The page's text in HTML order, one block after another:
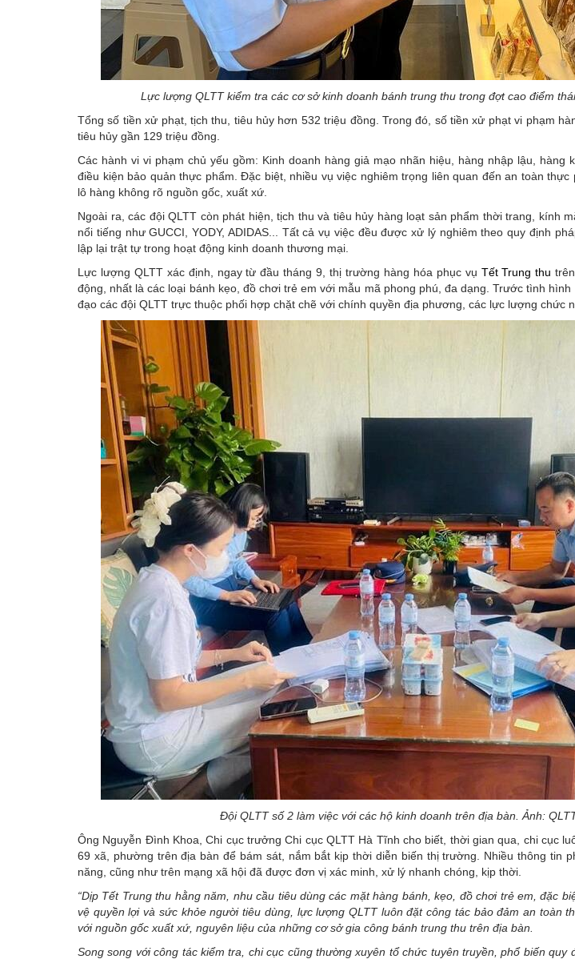
Lực lượng QLTT kiểm tra các cơ sở kinh doanh bánh trung thu trong đợt cao điểm
Tổng số tiền xử phạt, tịch thu, tiêu hủy hơn 532 triệu đồng. Trong đó, số tiền xử phạt vi phạm
tiêu hủy gần 129 triệu đồng.
Các hành vi vi phạm chủ yếu gồm: Kinh doanh hàng giả mạo nhãn hiệu, hàng nhập lậu, hàng
điều kiện bảo quản thực phẩm. Đặc biệt, nhiều vụ việc nghiêm trọng liên quan đến an toàn
lô hàng không rõ nguồn gốc, xuất xứ.
Ngoài ra, các đội QLTT còn phát hiện, tịch thu và tiêu hủy hàng loạt sản phẩm thời trang, kính
nổi tiếng như GUCCI, YODY, ADIDAS... Tất cả vụ việc đều được xử lý nghiêm theo quy định
lập lại trật tự trong hoạt động kinh doanh thương mại.
Lực lượng QLTT xác định, ngay từ đầu tháng 9, thị trường hàng hóa phục vụ Tết Trung thu
động, nhất là các loại bánh kẹo, đồ chơi trẻ em với mẫu mã phong phú, đa dạng. Trước tình
đạo các đội QLTT trực thuộc phối hợp chặt chẽ với chính quyền địa phương, các lực lượng chức
Đội QLTT số 2 làm việc với các hộ kinh doanh trên địa bàn. Ảnh:
Ông Nguyễn Đình Khoa, Chi cục trưởng Chi cục QLTT Hà Tĩnh cho biết, thời gian qua, chi cục
69 xã, phường trên địa bàn để bám sát, nắm bắt kịp thời diễn biến thị trường. Nhiều thông tin
năng, cũng như trên mạng xã hội đã được đơn vị xác minh, xử lý nhanh chóng, kịp thời.
“Dịp Tết Trung thu hằng năm, nhu cầu tiêu dùng các mặt hàng bánh, kẹo, đồ chơi trẻ em, đặc
vệ quyền lợi và sức khỏe người tiêu dùng, lực lượng QLTT luôn đặt công tác bảo đảm an toàn
với nguồn gốc xuất xứ, nguyên liệu của những cơ sở gia công bánh trung thu trên địa bàn.
Song song với công tác kiểm tra, chi cục cũng thường xuyên tổ chức tuyên truyền, phổ biến quy